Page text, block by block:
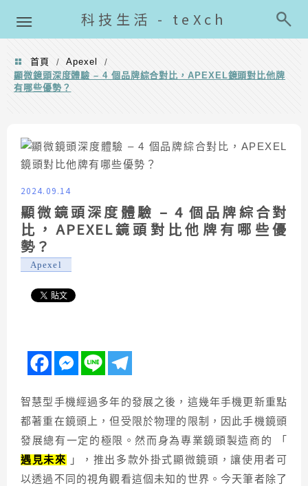
科技生活 - teXch
首頁 / Apexel
/
顯微鏡頭深度體驗 – 4 個品牌綜合對比，APEXEL鏡頭對比他牌
有哪些優勢？
2024.09.14
顯微鏡頭深度體驗 – 4 個品牌綜合對
比，APEXEL鏡頭對比他牌有哪些優
勢？
Apexel
智慧型手機經過多年的發展之後，這幾年手機更新重點
都著重在鏡頭上，但受限於物理的限制，因此手機鏡頭
發展總有一定的極限。然而身為專業鏡頭製造商的 「
遇見未來
」，推出多款外掛式顯微鏡頭，讓使用者可
以透過不同的視角觀看這個未知的世界。今天筆者除了